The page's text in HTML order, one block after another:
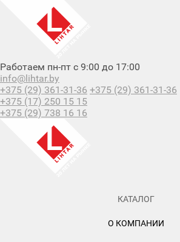
Работаем пн-пт с 9:00 до 17:00
info@lihtar.by
+375 (29) 361-31-36 +375 (29) 361-31-36
+375 (17) 250 15 15
+375 (29) 738 16 16
КАТАЛОГ
О КОМПАНИИ